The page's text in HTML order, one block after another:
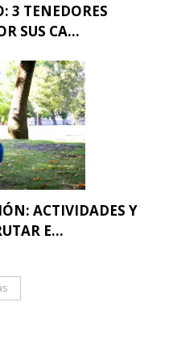
3 TENEDORES
SUS CA...
ACTIVIDADES Y
E...